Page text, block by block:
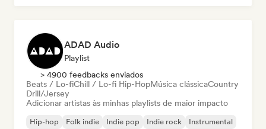
ADAD Audio
Playlist
> 4900 feedbacks enviados
Beats / Lo-fiChill / Lo-fi Hip-HopMúsica clássicaCountry
Drill/Jersey
Adicionar artistas às minhas playlists de maior impacto
Hip-hop Folk indie Indie pop Indie rock
Instrumental